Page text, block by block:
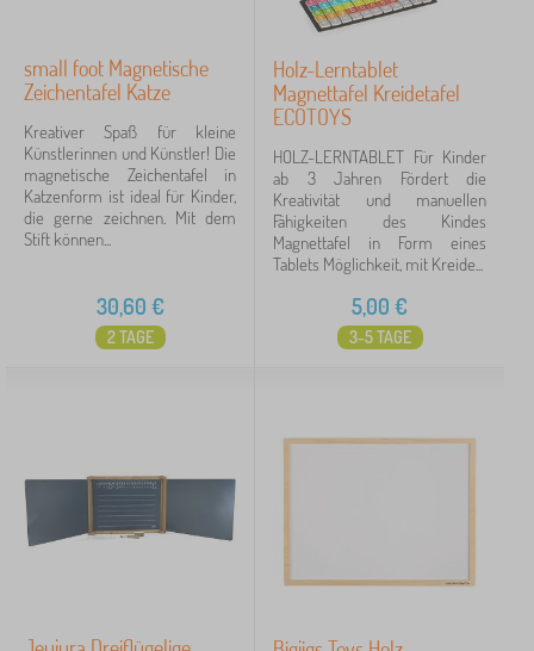
small foot Magnetische
Zeichentafel Katze
Kreativer Spaß für kleine
Künstlerinnen und Künstler! Die
magnetische Zeichentafel in
Katzenform ist ideal für Kinder,
die gerne zeichnen. Mit dem
Stift können...
30,60 €
2 TAGE
Holz-Lerntablet
Magnettafel Kreidetafel
ECOTOYS
HOLZ-LERNTABLET Für Kinder
ab 3 Jahren Fördert die
Kreativität und manuellen
Fähigkeiten des Kindes
Magnettafel in Form eines
Tablets Möglichkeit, mit Kreide...
5,00 €
3-5 TAGE